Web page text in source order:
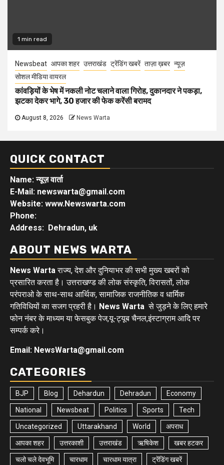
1 min read
Newsbeat आपका शहर उत्तराखंड ट्रेंडिंग खबरें ताज़ा ख़बर न्यूज़
सोशल मीडिया वायरल
कांवड़ियों के भेष में नकली नोट चलाने वाला गिरोह, दुकानदार ने पकड़ा,
झटका देकर भागे, 30 हजार की फेक करेंसी बरामद
August 8, 2026 News Warta
QUICK CONTACT
Name: न्यूज़ वार्ता
E-Mail: newswarta@gmail.com
Website: www.Newswarta.com
Phone:
Address: Dehradun, uk
ABOUT NEWS WARTA
News Wartaराज्य, देश और दुनियाभर की सभी मुख्य खबरों को
प्रसारित करता है। उत्तराखण्ड की लोक संस्कृति, विरासतों, लोक
परंपराओ के साथ-साथ आर्थिक, सामाजिक राजनीतिक व धार्मिक
गतिविधियों का सजग प्रहरी है। News Warta से जुड़ने के लिए हमारे
फोन नंबर के माध्यम या फेसबुक पेज,यू-ट्यूब चैनल,इंस्टाग्राम आदि पर
सम्पर्क करे।
Email: NewsWarta@gmail.com
CATEGORIES
BJP Blog Dehardun Dehradun Economy
National Newsbeat Politics Sports Tech
Uncategorized Uttarakhand World अपराध
आपका शहर उत्तरकाशी उत्तराखंड ऋषिकेश खबर हटकर
चलो चले देवभूमि चारधाम चारधाम यात्रा ट्रेंडिंग खबरें